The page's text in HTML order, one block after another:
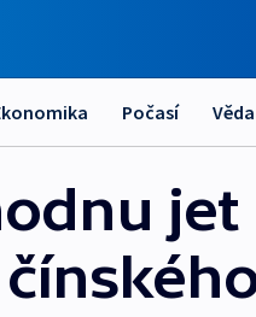
Počasí Věda
jet